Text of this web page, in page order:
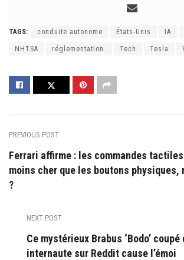
TAGS: conduite autonome États-Unis IA
NHTSA réglementation. Tech Tesla
PREVIOUS POST
Ferrari affirme : les commandes
moins cher que les boutons physiques,
?
NEXT POST
Ce mystérieux Brabus ‘Bodo’
internaute sur Reddit cause l’émoi